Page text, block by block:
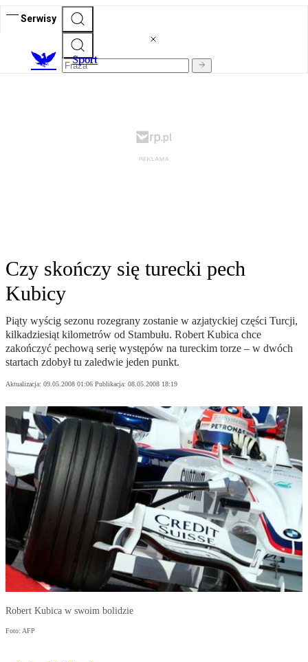
Serwisy
Sport
Czy skończy się turecki pech
Kubicy
Piąty wyścig sezonu rozegrany zostanie w azjatyckiej części Turcji,
kilkadziesiąt kilometrów od Stambułu. Robert Kubica chce
zakończyć pechową serię występów na tureckim torze – w dwóch
startach zdobył tu zaledwie jeden punkt.
Aktualizacja: 09.05.2008 01:06 Publikacja: 08.05.2008 18:19
Robert Kubica w swoim bolidzie
Foto: AFP